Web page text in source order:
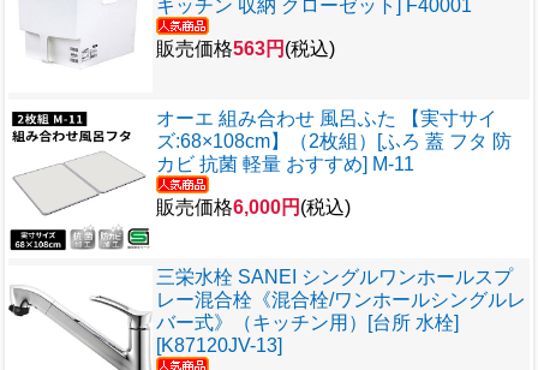
キッチン 収納 クローゼット] F40001
販売価格563円 (税込)
オーエ 組み合わせ 風呂ふた 【実寸サイ
ズ:68×108cm】（2枚組）[ふろ 蓋 フタ 防
カビ 抗菌 軽量 おすすめ] M-11
販売価格6,000円 (税込)
三栄水栓 SANEI シングルワンホールスプ
レー混合栓《混合栓/ワンホールシングルレ
バー式》（キッチン用）[台所 水栓]
[K87120JV-13]